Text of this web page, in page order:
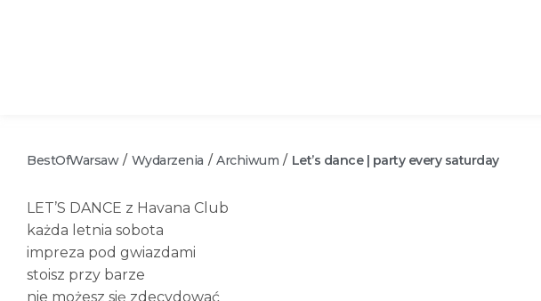
BestOfWarsaw / Wydarzenia / Archiwum / Let’s dance | party every saturday
LET’S DANCE z Havana Club
każda letnia sobota
impreza pod gwiazdami
stoisz przy barze
nie możesz się zdecydować